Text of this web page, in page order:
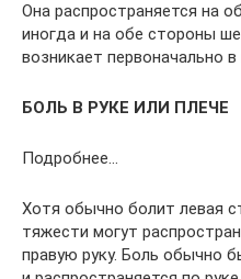
Она распространяется на
иногда и на обе стороны
возникает первоначально в
БОЛЬ В РУКЕ ИЛИ ПЛЕЧЕ
Подробнее…
Хотя обычно болит левая
тяжести могут
правую руку. Боль обычно